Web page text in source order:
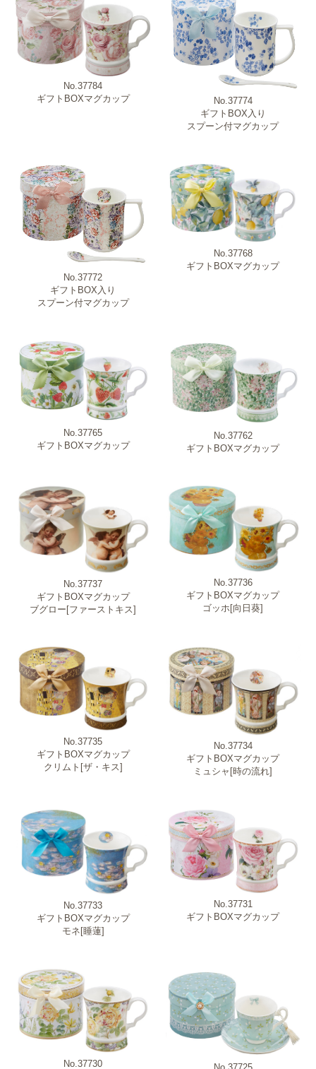
商品カテゴリー
柄・モチーフ
No.37784
ギフトBOXマグカップ
No.37774
ギフトBOX入り
スプーン付マグカップ
No.37772
ギフトBOX入り
スプーン付マグカップ
No.37768
ギフトBOXマグカップ
No.37765
ギフトBOXマグカップ
No.37762
ギフトBOXマグカップ
No.37737
ギフトBOXマグカップ
ブグロー[ファーストキス]
No.37736
ギフトBOXマグカップ
ゴッホ[向日葵]
No.37735
ギフトBOXマグカップ
クリムト[ザ・キス]
No.37734
ギフトBOXマグカップ
ミュシャ[時の流れ]
No.37733
ギフトBOXマグカップ
モネ[睡蓮]
No.37731
ギフトBOXマグカップ
No.37730